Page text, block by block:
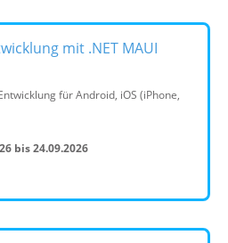
mit .NET MAUI
für Android, iOS (iPhone,
bis 24.09.2026